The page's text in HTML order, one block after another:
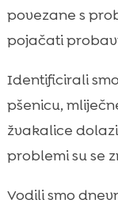
povezane s
pojačati
Identificirali
pšenicu,
žvakalice
problemi su se
Vodili smo